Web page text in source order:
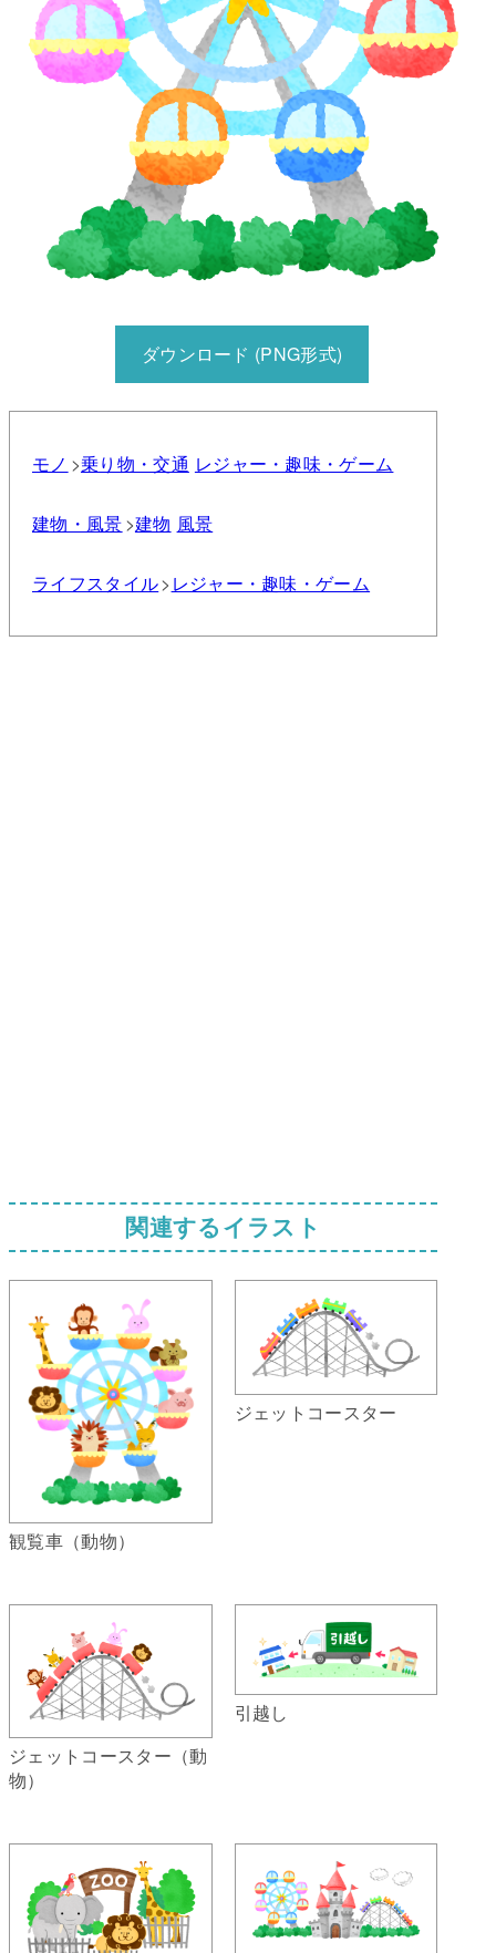
ダウンロード (PNG形式)
モノ 乗り物・交通 レジャー・趣味・ゲーム
建物・風景 建物 風景
ライフスタイル レジャー・趣味・ゲーム
関連するイラスト
観覧車（動物）
ジェットコースター
ジェットコースター（動
物）
引越し